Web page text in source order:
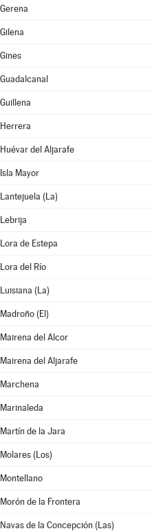
Gerena
Gilena
Gines
Guadalcanal
Guillena
Herrera
Huévar del Aljarafe
Isla Mayor
Lantejuela (La)
Lebrija
Lora de Estepa
Lora del Río
Luisiana (La)
Madroño (El)
Mairena del Alcor
Mairena del Aljarafe
Marchena
Marinaleda
Martín de la Jara
Molares (Los)
Montellano
Morón de la Frontera
Navas de la Concepción (Las)